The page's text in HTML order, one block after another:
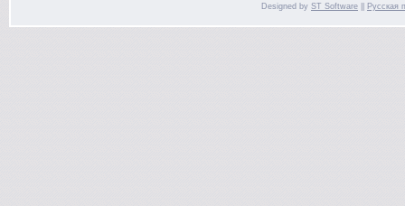
Designed by ST Software Русская